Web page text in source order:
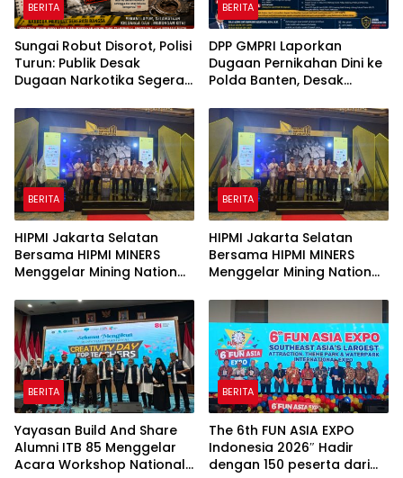
BERITA
Sungai Robut Disorot, Polisi
Turun: Publik Desak
Dugaan Narkotika Segera
BERITA
DPP GMPRI Laporkan
Dugaan Pernikahan Dini ke
Polda Banten, Desak
Perlindungan Anak
BERITA
HIPMI Jakarta Selatan
Bersama HIPMI MINERS
Menggelar Mining Nation
Indah Golf Jakarta
BERITA
HIPMI Jakarta Selatan
Bersama HIPMI MINERS
Menggelar Mining Nation
Indah Golf Jakarta
BERITA
Yayasan Build And Share
Alumni ITB 85 Menggelar
Acara Workshop National
BERITA
The 6th FUN ASIA EXPO
Indonesia 2026″ Hadir
dengan 150 peserta dari